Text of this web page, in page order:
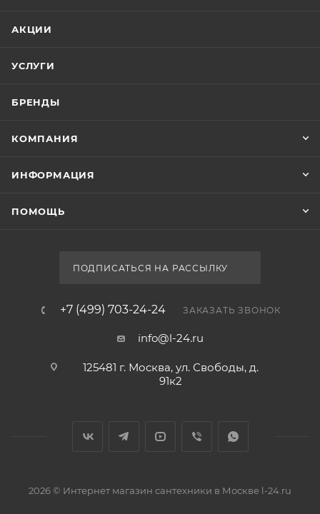
АКЦИИ
УСЛУГИ
БРЕНДЫ
КОМПАНИЯ
ИНФОРМАЦИЯ
ПОМОЩЬ
ПОДПИСАТЬСЯ НА РАССЫЛКУ
+7 (499) 703-24-24 ЗАКАЗАТЬ ЗВОНОК
info@l-24.ru
125481 г. Москва, ул. Свободы, д.
91к2
2026 © Интернет магазин сантехники в Москве l-24.ru